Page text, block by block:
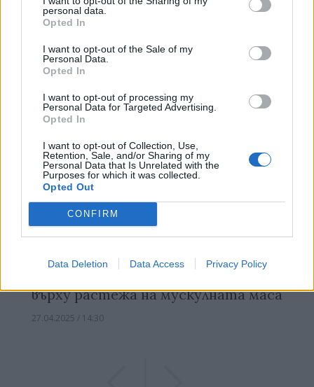
personal data.
Opted In
I want to opt-out of the Sale of my
Personal Data.
Opted In
I want to opt-out of processing my
Personal Data for Targeted Advertising.
Opted In
I want to opt-out of Collection, Use,
Retention, Sale, and/or Sharing of my
Personal Data that Is Unrelated with the
Purposes for which it was collected.
Opted Out
CONFIRM
Data Deletion Data Access Privacy Policy
растителният протеин влияе
върху растежа на мускулната маса
27.04.2025 / 14:30